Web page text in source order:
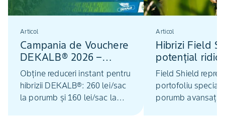
Articol
Campania de Vouchere
DEKALB® 2026 –
Reduceri la hibrizii de
porumb și floarea-
soarelui
Obține reduceri instant pentru
hibrizii DEKALB®: 260 lei/sac
la porumb și 160 lei/sac la
Articol
Hibrizi Field
potențial
producție și
ridicată la
Field Shield
portofoliu special
porumb avansați